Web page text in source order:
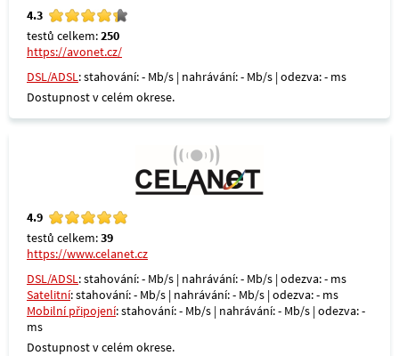
4.3
testů celkem:250
https://avonet.cz/
DSL/ADSL: stahování: - Mb/s | nahrávání: - Mb/s | odezva: - ms
Dostupnost v celém okrese.
4.9
testů celkem:39
https://www.celanet.cz
DSL/ADSL: stahování: - Mb/s | nahrávání: - Mb/s | odezva: - ms
Satelitní: stahování: - Mb/s | nahrávání: - Mb/s | odezva: - ms
Mobilní připojení: stahování: - Mb/s | nahrávání: - Mb/s | odezva: -
ms
Dostupnost v celém okrese.